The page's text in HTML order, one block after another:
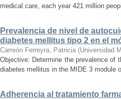
medical care, each year 421 million
Prevalencia de nivel de
diabetes mellitus tipo 2 en el
Carreón Ferreyra, Patricia (Universidad
Objective: Determine the prevalence of
diabetes mellitus in the MIDE 3 module
Adherencia al tratamiento